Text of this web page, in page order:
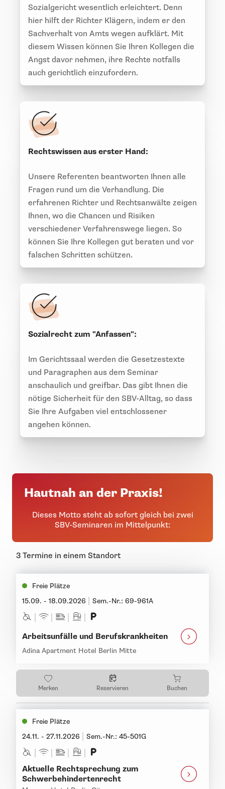
Sozialgericht wesentlich erleichtert. Denn
hier hilft der Richter Klägern, indem er den
Sachverhalt von Amts wegen aufklärt. Mit
diesem Wissen können Sie Ihren Kollegen die
Angst davor nehmen, ihre Rechte notfalls
auch gerichtlich einzufordern.
Rechtswissen aus erster Hand:
Unsere Referenten beantworten Ihnen alle
Fragen rund um die Verhandlung. Die
erfahrenen Richter und Rechtsanwälte zeigen
Ihnen, wo die Chancen und Risiken
verschiedener Verfahrenswege liegen. So
können Sie Ihre Kollegen gut beraten und vor
falschen Schritten schützen.
Sozialrecht zum "Anfassen":
Im Gerichtssaal werden die Gesetzestexte
und Paragraphen aus dem Seminar
anschaulich und greifbar. Das gibt Ihnen die
nötige Sicherheit für den SBV-Alltag, so dass
Sie Ihre Aufgaben viel entschlossener
angehen können.
Hautnah an der Praxis!
Dieses Motto steht ab sofort gleich bei zwei
SBV-Seminaren im Mittelpunkt:
3 Termine in einem Standort
Freie Plätze
15.09. - 18.09.2026
Sem.-Nr.: 69-961A
Arbeitsunfälle und Berufskrankheiten
Adina Apartment Hotel Berlin Mitte
Merken Reservieren Buchen
Freie Plätze
24.11. - 27.11.2026
Sem.-Nr.: 45-501G
Aktuelle Rechtsprechung zum
Schwerbehindertenrecht